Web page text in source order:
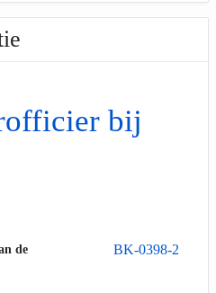
bij
BK-0398-2
de